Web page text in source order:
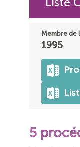
Membre de
1995
5